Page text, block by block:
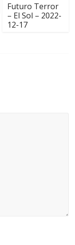
Futuro Terror
– El Sol – 2022-
12-17